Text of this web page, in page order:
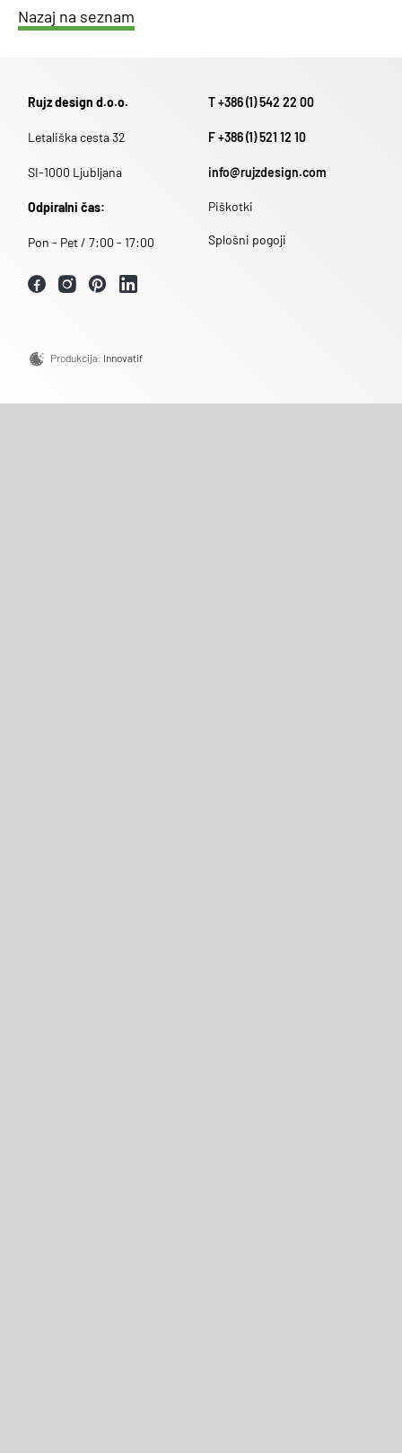
Nazaj na seznam
Rujz design d.o.o.
Letališka cesta 32
SI-1000 Ljubljana
Odpiralni čas:
Pon - Pet / 7:00 - 17:00
T +386 (1) 542 22 00
F +386 (1) 521 12 10
info@rujzdesign.com
Piškotki
Splošni pogoji
Produkcija: Innovatif